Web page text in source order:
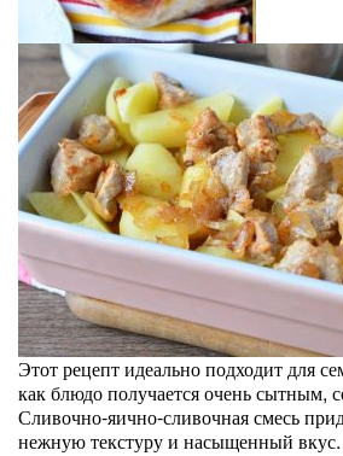
Этот рецепт идеально подходит для
как блюдо получается очень сытным,
Сливочно-яично-сливочная смесь
нежную текстуру и насыщенный вкус.